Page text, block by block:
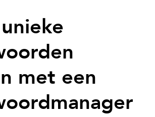
werk
met een